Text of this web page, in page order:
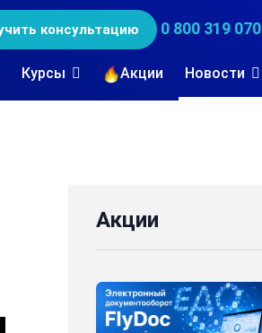
консультацию 0 800 319 070
Курсы Акции Новости
Акции